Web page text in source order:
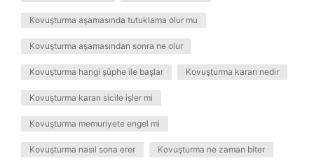
Kovuşturma aşamasında tutuklama olur mu
Kovuşturma aşamasından sonra ne olur
Kovuşturma hangi şüphe ile başlar Kovuşturma kararı nedir
Kovuşturma kararı sicile işler mi
Kovuşturma memuriyete engel mi
Kovuşturma nasıl sona erer Kovuşturma ne zaman biter